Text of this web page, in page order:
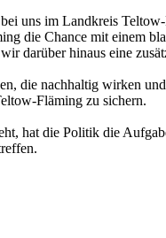
uns im Landkreis
die Chance mit einem
darüber hinaus eine
die nachhaltig wirken
Fläming zu sichern.
hat die Politik die